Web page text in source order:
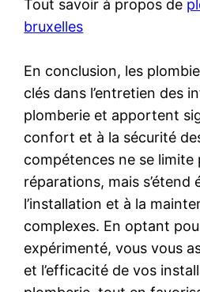
Tout savoir à propos de
bruxelles
En conclusion, les
clés dans l’entretien des
plomberie et apportent
confort et à la sécurité
compétences ne se limite
réparations, mais s’étend
l’installation et à la
complexes. En optant
expérimenté, vous vous
et l’efficacité de vos